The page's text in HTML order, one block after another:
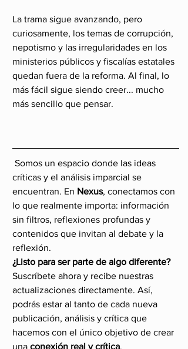
La trama sigue avanzando, pero
curiosamente, los temas de corrupción,
nepotismo y las irregularidades en los
ministerios públicos y fiscalías estatales
quedan fuera de la reforma. Al final, lo
más fácil sigue siendo creer... mucho
más sencillo que pensar.
Somos un espacio donde las ideas
críticas y el análisis imparcial se
encuentran. En Nexus, conectamos con
lo que realmente importa: información
sin filtros, reflexiones profundas y
contenidos que invitan al debate y la
reflexión.
¿Listo para ser parte de algo diferente?
Suscríbete ahora y recibe nuestras
actualizaciones directamente. Así,
podrás estar al tanto de cada nueva
publicación, análisis y crítica que
hacemos con el único objetivo de crear
una conexión real y crítica.